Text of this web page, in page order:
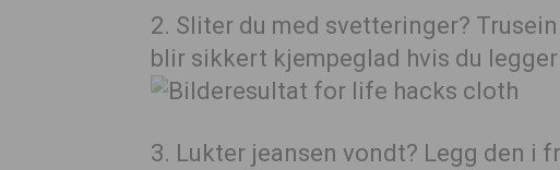
2. Sliter du med svetteringer?
blir sikkert kjempeglad hvis du
3. Lukter jeansen vondt? Legg den i